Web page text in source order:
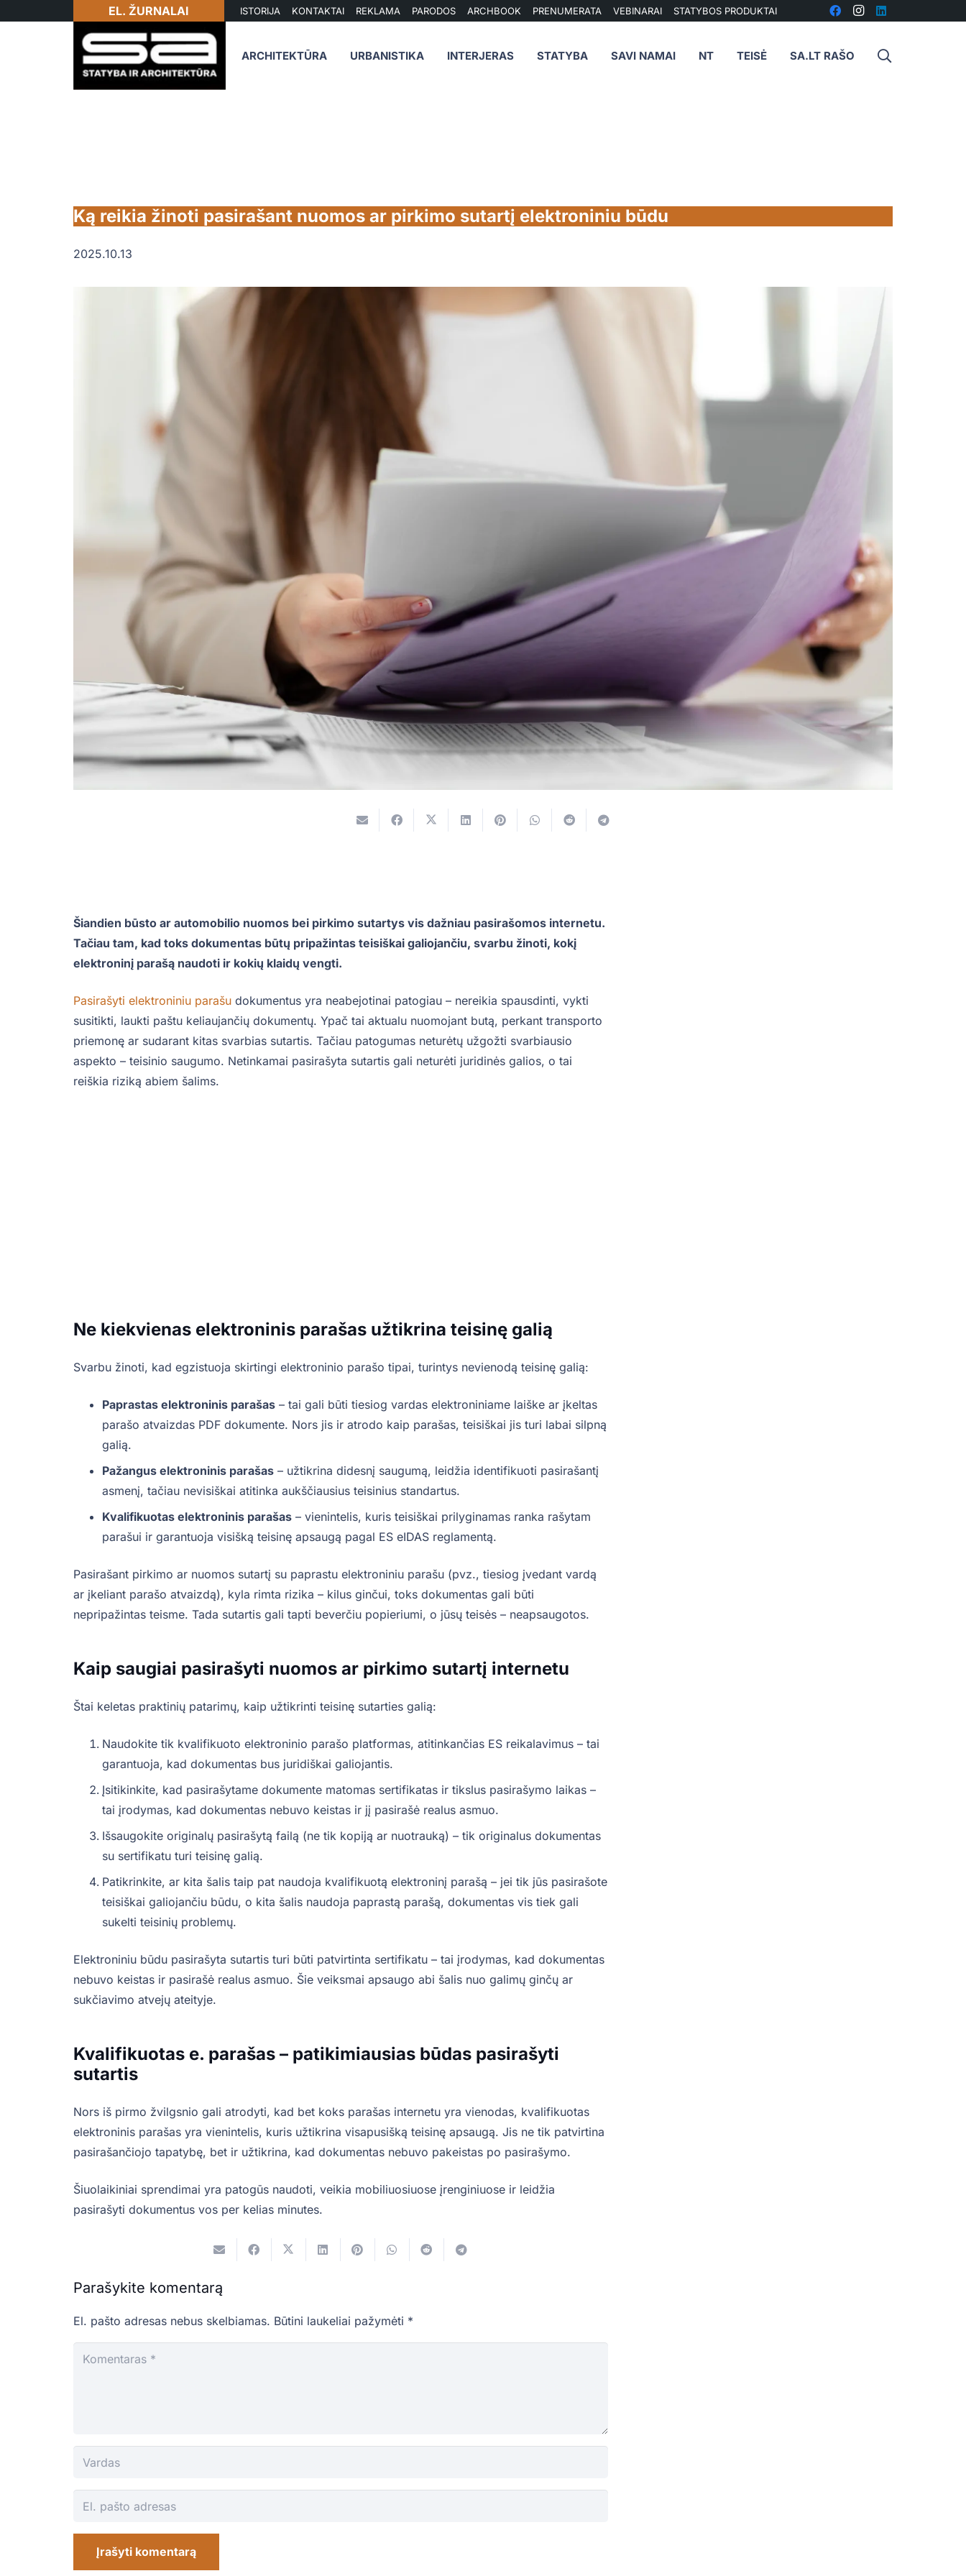
EL. ŽURNALAI ISTORIJA KONTAKTAI REKLAMA PARODOS ARCHBOOK PRENUMERATA VEBINARAI STATYBOS PRODUKTAI
ARCHITEKTŪRA URBANISTIKA INTERJERAS STATYBA SAVI NAMAI NT TEISĖ SA.LT RAŠO
Ką reikia žinoti pasirašant nuomos ar pirkimo sutartį elektroniniu būdu
2025.10.13
Šiandien būsto ar automobilio nuomos bei pirkimo sutartys vis dažniau pasirašomos internetu.
Tačiau tam, kad toks dokumentas būtų pripažintas teisiškai galiojančiu, svarbu žinoti, kokį
elektroninį parašą naudoti ir kokių klaidų vengti.
Pasirašyti elektroniniu parašu dokumentus yra neabejotinai patogiau – nereikia spausdinti, vykti
susitikti, laukti paštu keliaujančių dokumentų. Ypač tai aktualu nuomojant butą, perkant transporto
priemonę ar sudarant kitas svarbias sutartis. Tačiau patogumas neturėtų užgožti svarbiausio
aspekto – teisinio saugumo. Netinkamai pasirašyta sutartis gali neturėti juridinės galios, o tai
reiškia riziką abiem šalims.
Ne kiekvienas elektroninis parašas užtikrina teisinę galią
Svarbu žinoti, kad egzistuoja skirtingi elektroninio parašo tipai, turintys nevienodą teisinę galią:
Paprastas elektroninis parašas – tai gali būti tiesiog vardas elektroniniame laiške ar įkeltas
parašo atvaizdas PDF dokumente. Nors jis ir atrodo kaip parašas, teisiškai jis turi labai silpną
galią.
Pažangus elektroninis parašas – užtikrina didesnį saugumą, leidžia identifikuoti pasirašantį
asmenį, tačiau nevisiškai atitinka aukščiausius teisinius standartus.
Kvalifikuotas elektroninis parašas – vienintelis, kuris teisiškai prilyginamas ranka rašytam
parašui ir garantuoja visišką teisinę apsaugą pagal ES eIDAS reglamentą.
Pasirašant pirkimo ar nuomos sutartį su paprastu elektroniniu parašu (pvz., tiesiog įvedant vardą
ar įkeliant parašo atvaizdą), kyla rimta rizika – kilus ginčui, toks dokumentas gali būti
nepripažintas teisme. Tada sutartis gali tapti beverčiu popieriumi, o jūsų teisės – neapsaugotos.
Kaip saugiai pasirašyti nuomos ar pirkimo sutartį internetu
Štai keletas praktinių patarimų, kaip užtikrinti teisinę sutarties galią:
Naudokite tik kvalifikuoto elektroninio parašo platformas, atitinkančias ES reikalavimus – tai
garantuoja, kad dokumentas bus juridiškai galiojantis.
Įsitikinkite, kad pasirašytame dokumente matomas sertifikatas ir tikslus pasirašymo laikas –
tai įrodymas, kad dokumentas nebuvo keistas ir jį pasirašė realus asmuo.
Išsaugokite originalų pasirašytą failą (ne tik kopiją ar nuotrauką) – tik originalus dokumentas
su sertifikatu turi teisinę galią.
Patikrinkite, ar kita šalis taip pat naudoja kvalifikuotą elektroninį parašą – jei tik jūs pasirašote
teisiškai galiojančiu būdu, o kita šalis naudoja paprastą parašą, dokumentas vis tiek gali
sukelti teisinių problemų.
Elektroniniu būdu pasirašyta sutartis turi būti patvirtinta sertifikatu – tai įrodymas, kad dokumentas
nebuvo keistas ir pasirašė realus asmuo. Šie veiksmai apsaugo abi šalis nuo galimų ginčų ar
sukčiavimo atvejų ateityje.
Kvalifikuotas e. parašas – patikimiausias būdas pasirašyti
sutartis
Nors iš pirmo žvilgsnio gali atrodyti, kad bet koks parašas internetu yra vienodas, kvalifikuotas
elektroninis parašas yra vienintelis, kuris užtikrina visapusišką teisinę apsaugą. Jis ne tik patvirtina
pasirašančiojo tapatybę, bet ir užtikrina, kad dokumentas nebuvo pakeistas po pasirašymo.
Šiuolaikiniai sprendimai yra patogūs naudoti, veikia mobiliuosiuose įrenginiuose ir leidžia
pasirašyti dokumentus vos per kelias minutes.
Parašykite komentarą
El. pašto adresas nebus skelbiamas. Būtini laukeliai pažymėti *
Įrašyti komentarą